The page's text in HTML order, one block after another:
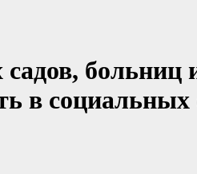
больниц
в социальных